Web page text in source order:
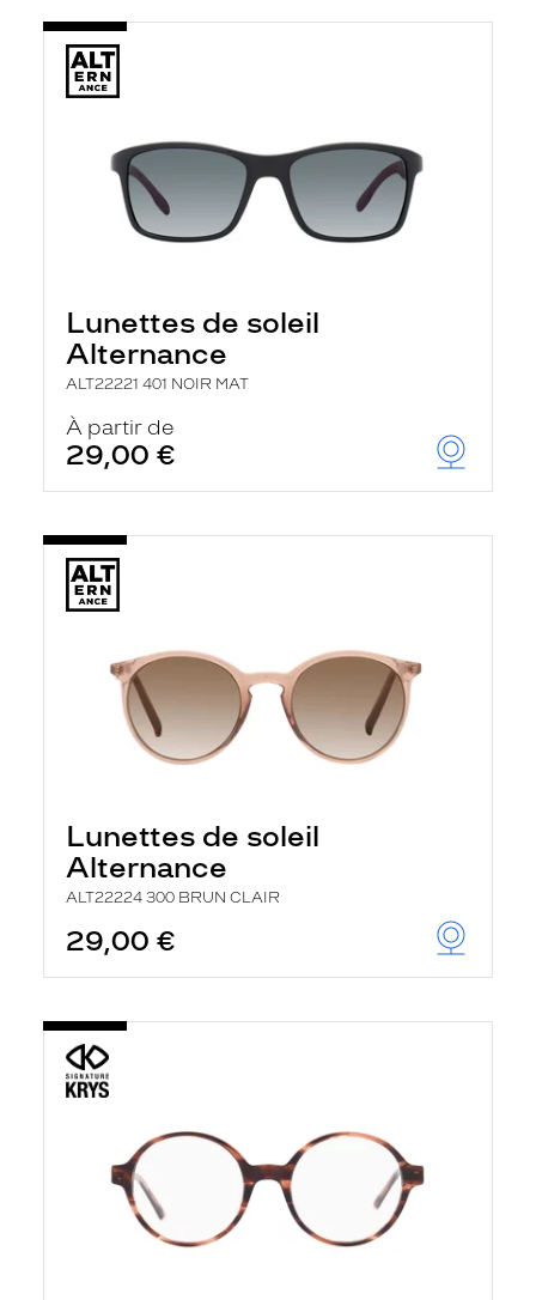
Lunettes de soleil
Alternance
ALT22221 401 NOIR MAT
À partir de
29,00 €
Lunettes de soleil
Alternance
ALT22224 300 BRUN CLAIR
29,00 €